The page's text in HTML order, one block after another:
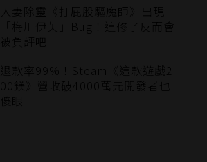
人妻除靈《打屁股驅魔師》出現
「梅川伊芙」Bug！這修了反而會
被負評吧
退款率99%！Steam《這款遊戲2
00鎂》營收破4000萬元開發者也
傻眼